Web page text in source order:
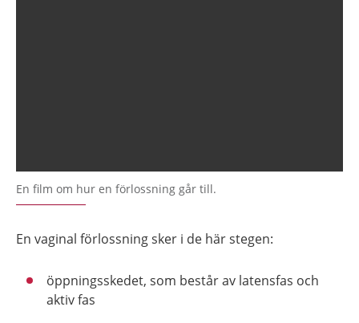
En film om hur en förlossning går till.
En vaginal förlossning sker i de här stegen:
öppningsskedet, som består av latensfas och
aktiv fas